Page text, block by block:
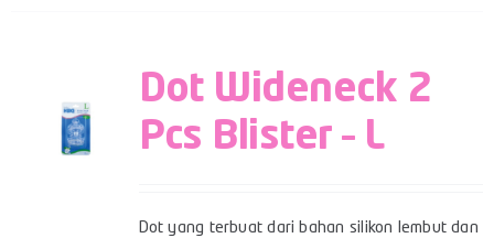
Dot Wideneck 2
Pcs Blister – L
Dot yang terbuat dari bahan silikon lembut dan